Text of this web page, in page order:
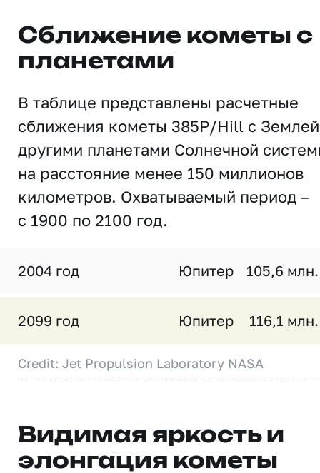
Сближение кометы с
планетами
В таблице представлены расчетные
сближения кометы 385P/Hill с
другими планетами Солнечной
на расстояние менее 150 миллионов
километров. Охватываемый период –
с 1900 по 2100 год.
2004 год Юпитер 105,6
2099 год Юпитер 116,1
Credit: Jet Propulsion Laboratory NASA
Видимая яркость и
элонгация кометы